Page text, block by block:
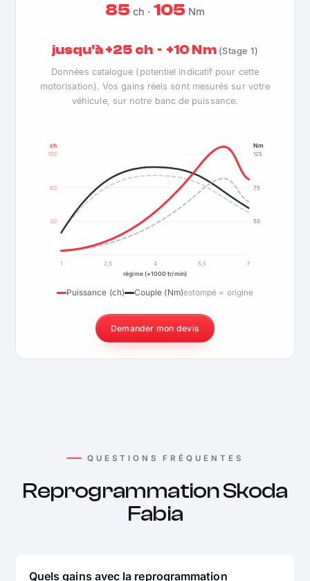
85 ch · 105 Nm
jusqu'à +25 ch · +10 Nm (Stage 1)
Données catalogue (potentiel indicatif pour cette
motorisation). Vos gains réels sont mesurés sur votre
véhicule, sur notre banc de puissance.
30
60
100
50
75
125
ch Nm
1 2,5 4 5,5
7
régime (×1000 tr/min)
Puissance (ch) Couple (Nm)estompé = origine
Demander mon devis
QUESTIONS FRÉQUENTES
Reprogrammation Skoda
Fabia
Quels gains avec la reprogrammation